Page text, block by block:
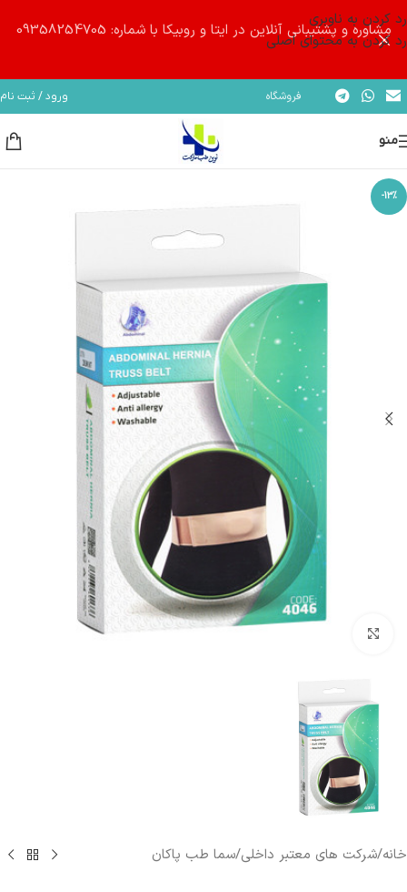
رد کردن به ناوبری
رد کردن به محتوای اصلی
مشاوره و پشتیبانی آنلاین در ایتا و روبیکا با شماره: 09358254705
فروشگاه ورود / ثبت نام
منو
-13%
خانه/شرکت های معتبر داخلی/سما طب پاکان